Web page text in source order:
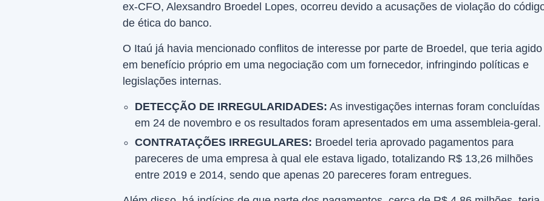
ex-CFO, Alexsandro Broedel Lopes, ocorreu devido a acusações de violação do
de ética do banco.
O Itaú já havia mencionado conflitos de interesse por parte de Broedel, que teria agido
em benefício próprio em uma negociação com um fornecedor, infringindo políticas e
legislações internas.
DETECÇÃO DE IRREGULARIDADES: As investigações internas foram concluídas
em 24 de novembro e os resultados foram apresentados em uma assembleia-geral.
CONTRATAÇÕES IRREGULARES: Broedel teria aprovado pagamentos para
pareceres de uma empresa à qual ele estava ligado, totalizando R$ 13,26 milhões
entre 2019 e 2014, sendo que apenas 20 pareceres foram entregues.